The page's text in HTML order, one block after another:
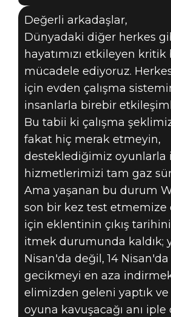
Fallout 76
26 Mart 2020
ÇIKIŞIYLA
GELIŞME
Değerli arkadaşlar,
Dünyadaki diğer herkes
hayatımızı etkileyen
mücadele ediyoruz.
için evden çalışma
insanlarla birebir
Bu tabii ki çalışma
fakat hiç merak etmeyin,
desteklediğimiz oyunlarla
hizmetlerimizi tam gaz
Ama yaşanan bu durum
son bir kez test etmemize
için eklentinin çıkış
itmek durumunda kaldık;
Nisan'da değil, 14 Nisan'da
gecikmeyi en aza
elimizden geleni yaptık
oyuna kavuşacağı anı iple